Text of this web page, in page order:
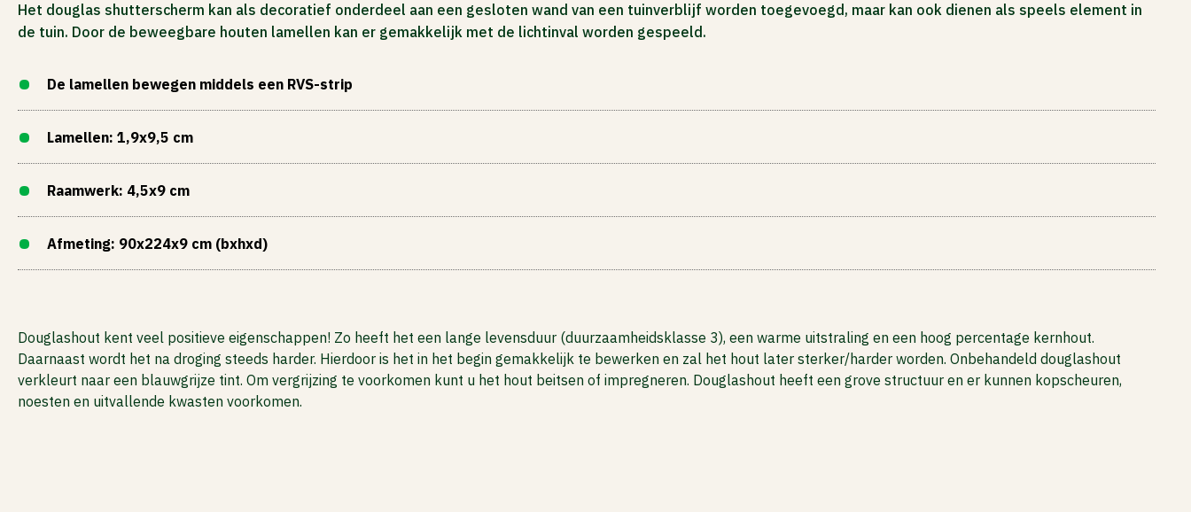
ACTIES
Het douglas shutterscherm kan als decoratief onderdeel aan een gesloten wand van een tuinverblijf worden toegevoegd, maar kan ook dienen als speels element in
de tuin. Door de beweegbare houten lamellen kan er gemakkelijk met de lichtinval worden gespeeld.
De lamellen bewegen middels een RVS-strip
Lamellen: 1,9x9,5 cm
Raamwerk: 4,5x9 cm
Afmeting: 90x224x9 cm (bxhxd)
Douglashout kent veel positieve eigenschappen! Zo heeft het een lange levensduur (duurzaamheidsklasse 3), een warme uitstraling en een hoog percentage kernhout.
Daarnaast wordt het na droging steeds harder. Hierdoor is het in het begin gemakkelijk te bewerken en zal het hout later sterker/harder worden. Onbehandeld douglashout
verkleurt naar een blauwgrijze tint. Om vergrijzing te voorkomen kunt u het hout beitsen of impregneren. Douglashout heeft een grove structuur en er kunnen kopscheuren,
noesten en uitvallende kwasten voorkomen.